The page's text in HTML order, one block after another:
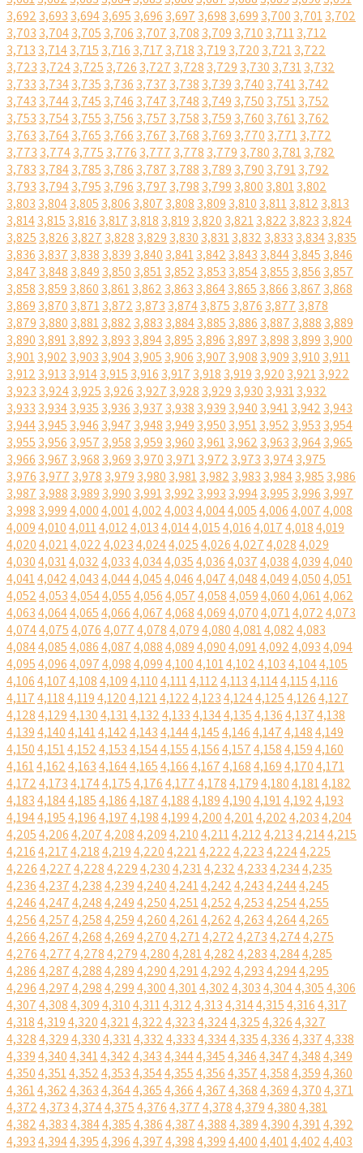
3,692 3,693 3,6943,695 3,696 3,697 3,698 3,699 3,700 3,7013,702
3,703 3,7043,705 3,706 3,707 3,708 3,709 3,710 3,7113,712
3,713 3,7143,715 3,716 3,717 3,718 3,719 3,720 3,7213,722
3,723 3,7243,725 3,726 3,727 3,728 3,729 3,730 3,7313,732
3,733 3,7343,735 3,736 3,737 3,738 3,739 3,740 3,7413,742
3,743 3,7443,745 3,746 3,747 3,748 3,749 3,750 3,7513,752
3,753 3,7543,755 3,756 3,757 3,758 3,759 3,760 3,7613,762
3,763 3,7643,765 3,766 3,767 3,768 3,769 3,770 3,7713,772
3,773 3,7743,775 3,776 3,777 3,778 3,779 3,780 3,7813,782
3,783 3,7843,785 3,786 3,787 3,788 3,789 3,790 3,7913,792
3,793 3,7943,795 3,796 3,797 3,798 3,799 3,800 3,8013,802
3,803 3,8043,805 3,806 3,807 3,808 3,809 3,810 3,8113,812 3,813
3,8143,815 3,816 3,817 3,818 3,819 3,820 3,8213,822 3,823 3,824
3,825 3,826 3,827 3,828 3,829 3,830 3,8313,832 3,833 3,8343,835
3,836 3,837 3,838 3,839 3,840 3,8413,842 3,843 3,8443,845 3,846
3,847 3,848 3,849 3,850 3,8513,852 3,853 3,8543,855 3,856 3,857
3,858 3,859 3,860 3,8613,862 3,863 3,8643,865 3,866 3,867 3,868
3,869 3,870 3,8713,872 3,873 3,8743,875 3,876 3,877 3,878
3,879 3,880 3,8813,882 3,883 3,8843,885 3,886 3,887 3,888 3,889
3,890 3,8913,892 3,893 3,8943,895 3,896 3,897 3,898 3,899 3,900
3,9013,902 3,903 3,9043,905 3,906 3,907 3,908 3,909 3,910 3,911
3,912 3,913 3,9143,915 3,916 3,917 3,918 3,919 3,920 3,9213,922
3,923 3,9243,925 3,926 3,927 3,928 3,929 3,930 3,9313,932
3,933 3,9343,935 3,936 3,937 3,938 3,939 3,940 3,9413,942 3,943
3,9443,945 3,946 3,947 3,948 3,949 3,950 3,9513,952 3,953 3,954
3,955 3,956 3,957 3,958 3,959 3,960 3,9613,962 3,963 3,9643,965
3,966 3,967 3,968 3,969 3,970 3,9713,972 3,973 3,9743,975
3,976 3,977 3,978 3,979 3,980 3,9813,982 3,983 3,9843,985 3,986
3,987 3,988 3,989 3,990 3,9913,992 3,993 3,9943,995 3,996 3,997
3,998 3,9994,0004,0014,0024,0034,0044,0054,0064,0074,008
4,0094,0104,0114,0124,0134,0144,0154,0164,0174,0184,019
4,0204,0214,0224,0234,0244,0254,0264,0274,0284,029
4,0304,0314,0324,0334,0344,0354,0364,0374,0384,0394,040
4,0414,0424,0434,0444,0454,0464,0474,0484,0494,0504,051
4,0524,0534,0544,0554,0564,0574,0584,0594,0604,0614,062
4,0634,0644,0654,0664,0674,0684,0694,0704,0714,0724,073
4,0744,0754,0764,0774,0784,0794,0804,0814,0824,083
4,0844,0854,0864,0874,0884,0894,0904,0914,0924,0934,094
4,0954,0964,0974,0984,0994,1004,1014,1024,1034,1044,105
4,1064,1074,1084,1094,1104,1114,1124,1134,1144,1154,116
4,1174,1184,1194,1204,1214,1224,1234,1244,1254,1264,127
4,1284,1294,1304,1314,1324,1334,1344,1354,1364,1374,138
4,1394,1404,1414,1424,1434,1444,1454,1464,1474,1484,149
4,1504,1514,1524,1534,1544,1554,1564,1574,1584,1594,160
4,1614,1624,1634,1644,1654,1664,1674,1684,1694,1704,171
4,1724,1734,1744,1754,1764,1774,1784,1794,1804,1814,182
4,1834,1844,1854,1864,1874,1884,1894,1904,1914,1924,193
4,1944,1954,1964,1974,1984,1994,2004,2014,2024,2034,204
4,2054,2064,2074,2084,2094,2104,2114,2124,2134,2144,215
4,2164,2174,2184,2194,2204,2214,2224,2234,2244,225
4,2264,2274,2284,2294,2304,2314,2324,2334,2344,235
4,2364,2374,2384,2394,2404,2414,2424,2434,2444,245
4,2464,2474,2484,2494,2504,2514,2524,2534,2544,255
4,2564,2574,2584,2594,2604,2614,2624,2634,2644,265
4,2664,2674,2684,2694,2704,2714,2724,2734,2744,275
4,2764,2774,2784,2794,2804,2814,2824,2834,2844,285
4,2864,2874,2884,2894,2904,2914,2924,2934,2944,295
4,2964,2974,2984,2994,3004,3014,3024,3034,3044,3054,306
4,3074,3084,3094,3104,3114,3124,3134,3144,3154,3164,317
4,3184,3194,3204,3214,3224,3234,3244,3254,3264,327
4,3284,3294,3304,3314,3324,3334,3344,3354,3364,3374,338
4,3394,3404,3414,3424,3434,3444,3454,3464,3474,3484,349
4,3504,3514,3524,3534,3544,3554,3564,3574,3584,3594,360
4,3614,3624,3634,3644,3654,3664,3674,3684,3694,3704,371
4,3724,3734,3744,3754,3764,3774,3784,3794,3804,381
4,3824,3834,3844,3854,3864,3874,3884,3894,3904,3914,392
4,3934,3944,3954,3964,3974,3984,3994,4004,4014,4024,403